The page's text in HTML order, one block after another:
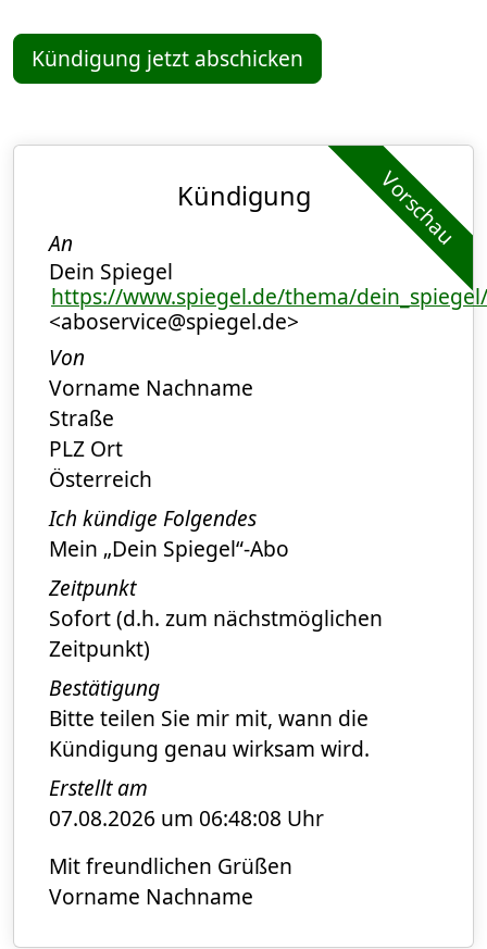
Kündigung jetzt abschicken
Vorschau
Kündigung
An
Dein Spiegel
https://www.spiegel.de/thema/dein_spiegel/
<aboservice@spiegel.de>
Von
Vorname Nachname
Straße
PLZ Ort
Österreich
Ich kündige Folgendes
Mein „Dein Spiegel“-Abo
Zeitpunkt
Sofort (d.h. zum nächstmöglichen
Zeitpunkt)
Bestätigung
Bitte teilen Sie mir mit, wann die
Kündigung genau wirksam wird.
Erstellt am
07.08.2026 um 06:48:08 Uhr
Mit freundlichen Grüßen
Vorname Nachname